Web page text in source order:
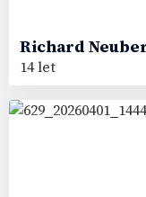
Richard
14 let